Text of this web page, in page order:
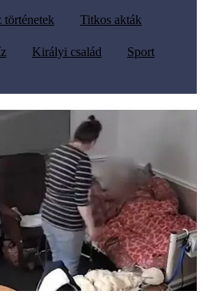
történetek Titkos akták
Királyi család Sport